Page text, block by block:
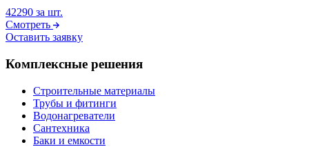
42290 за шт.
Смотреть
Оставить заявку
Комплексные решения
Строительные материалы
Трубы и фитинги
Водонагреватели
Сантехника
Баки и емкости